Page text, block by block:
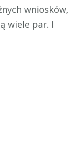
wniosków,
wiele par. I